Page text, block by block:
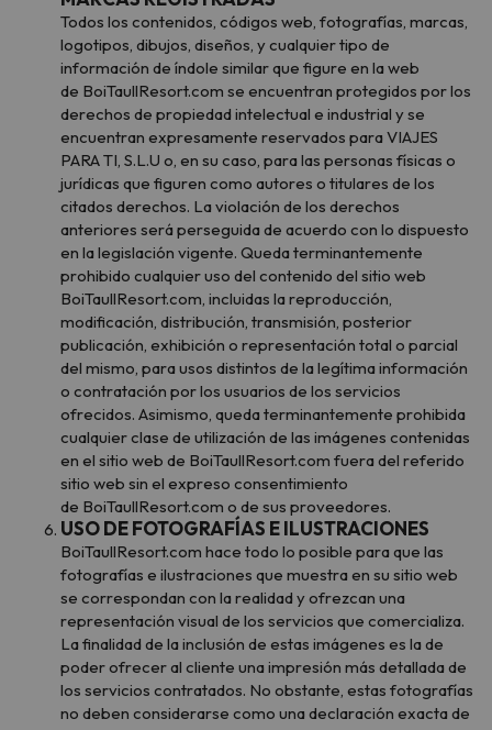
Todos los contenidos, códigos web, fotografías, marcas,
logotipos, dibujos, diseños, y cualquier tipo de
información de índole similar que figure en la web
de BoiTaullResort.com se encuentran protegidos por los
derechos de propiedad intelectual e industrial y se
encuentran expresamente reservados para VIAJES
PARA TI, S.L.U o, en su caso, para las personas físicas o
jurídicas que figuren como autores o titulares de los
citados derechos. La violación de los derechos
anteriores será perseguida de acuerdo con lo dispuesto
en la legislación vigente. Queda terminantemente
prohibido cualquier uso del contenido del sitio web
BoiTaullResort.com, incluidas la reproducción,
modificación, distribución, transmisión, posterior
publicación, exhibición o representación total o parcial
del mismo, para usos distintos de la legítima información
o contratación por los usuarios de los servicios
ofrecidos. Asimismo, queda terminantemente prohibida
cualquier clase de utilización de las imágenes contenidas
en el sitio web de BoiTaullResort.com fuera del referido
sitio web sin el expreso consentimiento
de BoiTaullResort.com o de sus proveedores.
USO DE FOTOGRAFÍAS E ILUSTRACIONES
BoiTaullResort.com hace todo lo posible para que las
fotografías e ilustraciones que muestra en su sitio web
se correspondan con la realidad y ofrezcan una
representación visual de los servicios que comercializa.
La finalidad de la inclusión de estas imágenes es la de
poder ofrecer al cliente una impresión más detallada de
los servicios contratados. No obstante, estas fotografías
no deben considerarse como una declaración exacta de